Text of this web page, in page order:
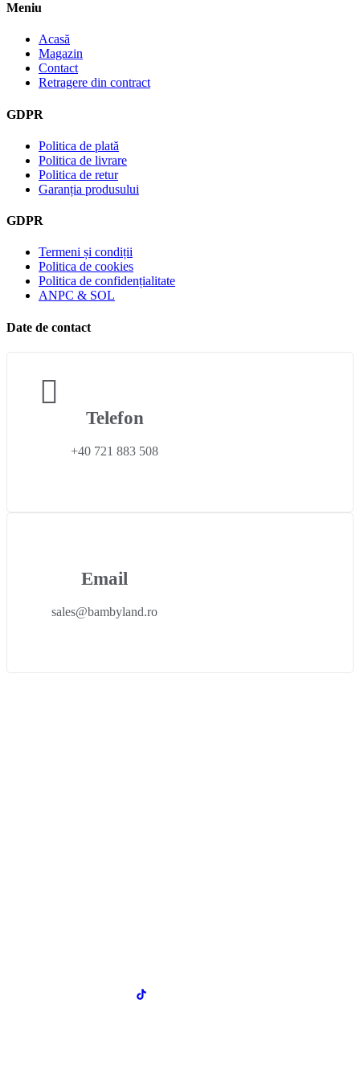
Meniu
Acasă
Magazin
Contact
Retragere din contract
GDPR
Politica de plată
Politica de livrare
Politica de retur
Garanția produsului
GDPR
Termeni și condiții
Politica de cookies
Politica de confidențialitate
ANPC & SOL
Date de contact
Telefon
+40 721 883 508
Email
sales@bambyland.ro​